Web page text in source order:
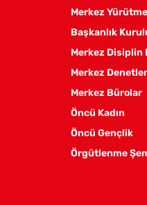
Merkez
Başkanlık
Merkez Disiplin
Merkez
Merkez Bürolar
Öncü Kadın
Öncü Gençlik
Örgütlenme